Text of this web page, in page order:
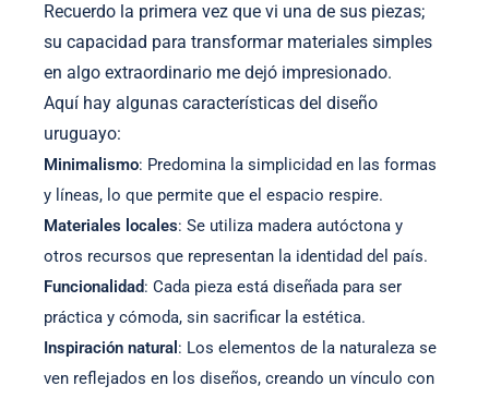
Recuerdo la primera vez que vi una de sus piezas;
su capacidad para transformar materiales simples
en algo extraordinario me dejó impresionado.
Aquí hay algunas características del diseño
uruguayo:
Minimalismo: Predomina la simplicidad en las formas
y líneas, lo que permite que el espacio respire.
Materiales locales: Se utiliza madera autóctona y
otros recursos que representan la identidad del país.
Funcionalidad: Cada pieza está diseñada para ser
práctica y cómoda, sin sacrificar la estética.
Inspiración natural : Los elementos de la naturaleza se
ven reflejados en los diseños, creando un vínculo con